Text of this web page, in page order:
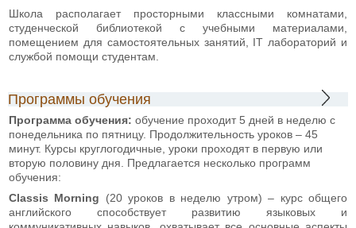
Школа располагает просторными классными комнатами,
студенческой библиотекой с учебными материалами,
помещением для самостоятельных занятий, IT лабораторий и
службой помощи студентам.
Программы обучения
Программа обучения: обучение проходит 5 дней в неделю с
понедельника по пятницу. Продолжительность уроков – 45
минут. Курсы круглогодичные, уроки проходят в первую или
вторую половину дня. Предлагается несколько программ
обучения:
Classis Morning (20 уроков в неделю утром) – курс общего
английского способствует развитию языковых и